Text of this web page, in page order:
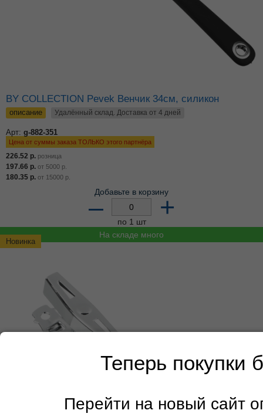
Теперь покупки
Перейти на новый сайт
Новинка
BY COLLECTION Pevek Венчик 34см, силикон
описание Удалённый склад. Доставка от 4 дней
Арт: g-882-351
Цена от суммы заказа ТОЛЬКО этого партнёра
226.52 р. розница
197.66 р. от 5000 р.
180.35 р. от 15000 р.
Добавьте в корзину
– +
по 1 шт
На складе много